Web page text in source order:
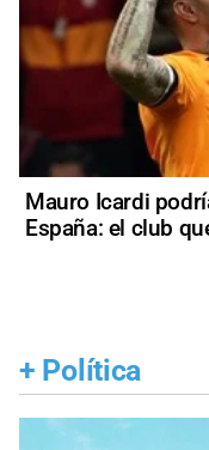
Mauro Icardi
España: el club
+ Política